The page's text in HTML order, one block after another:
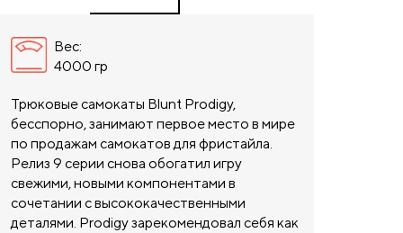
Вес:
4000 гр
Трюковые самокаты Blunt Prodigy,
бесспорно, занимают первое место в мире
по продажам самокатов для фристайла.
Релиз 9 серии снова обогатил игру
свежими, новыми компонентами в
сочетании с высококачественными
деталями. Prodigy зарекомендовал себя как